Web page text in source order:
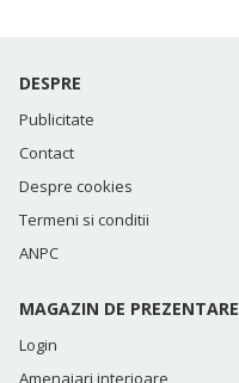
DESPRE
Publicitate
Contact
Despre cookies
Termeni si conditii
ANPC
MAGAZIN DE PREZENTARE
Login
Amenajari interioare